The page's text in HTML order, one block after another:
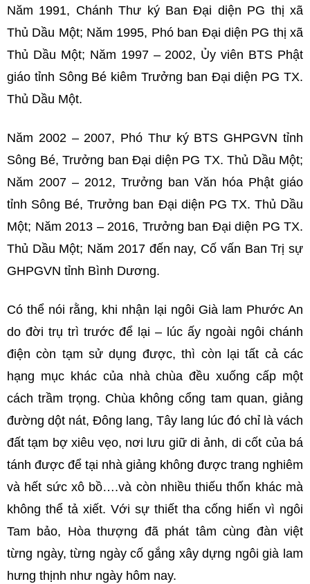
Năm 1991, Chánh Thư ký Ban Đại diện PG thị xã
Thủ Dầu Một; Năm 1995, Phó ban Đại diện PG thị xã
Thủ Dầu Một; Năm 1997 – 2002, Ủy viên BTS Phật
giáo tỉnh Sông Bé kiêm Trưởng ban Đại diện PG TX.
Thủ Dầu Một.
Năm 2002 – 2007, Phó Thư ký BTS GHPGVN tỉnh
Sông Bé, Trưởng ban Đại diện PG TX. Thủ Dầu Một;
Năm 2007 – 2012, Trưởng ban Văn hóa Phật giáo
tỉnh Sông Bé, Trưởng ban Đại diện PG TX. Thủ Dầu
Một; Năm 2013 – 2016, Trưởng ban Đại diện PG TX.
Thủ Dầu Một; Năm 2017 đến nay, Cố vấn Ban Trị sự
GHPGVN tỉnh Bình Dương.
Có thể nói rằng, khi nhận lại ngôi Già lam Phước An
do đời trụ trì trước để lại – lúc ấy ngoài ngôi chánh
điện còn tạm sử dụng được, thì còn lại tất cả các
hạng mục khác của nhà chùa đều xuống cấp một
cách trầm trọng. Chùa không cổng tam quan, giảng
đường dột nát, Đông lang, Tây lang lúc đó chỉ là vách
đất tạm bợ xiêu vẹo, nơi lưu giữ di ảnh, di cốt của bá
tánh được để tại nhà giảng không được trang nghiêm
và hết sức xô bồ….và còn nhiều thiếu thốn khác mà
không thể tả xiết. Với sự thiết tha cống hiến vì ngôi
Tam bảo, Hòa thượng đã phát tâm cùng đàn việt
từng ngày, từng ngày cố gắng xây dựng ngôi già lam
hưng thịnh như ngày hôm nay.